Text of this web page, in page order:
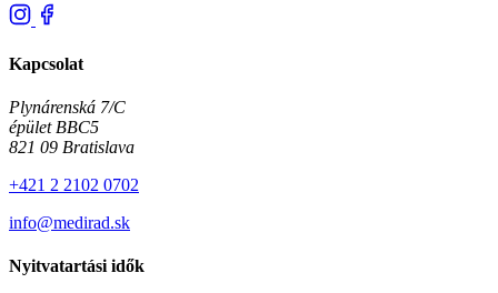
Kapcsolat
Plynárenská 7/C
épület BBC5
821 09 Bratislava
+421 2 2102 0702
info@medirad.sk
Nyitvatartási idők